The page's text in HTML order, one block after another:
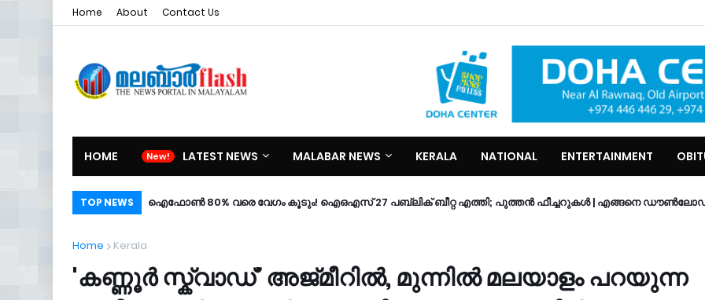
Home About Contact Us
HOME LATEST NEWS MALABAR NEWS KERALA NATIONAL ENTERTAINMENT
TOP NEWS ഐഫോൺ 80% വരെ വേഗം കൂടും! ഐഒഎസ് 27 പബ്ലിക് ബീറ്റ എത്തി; പുത്തൻ ഫീച്ചറുകൾ | എങ്ങനെ
Home Kerala
'കണ്ണൂര്‍ സ്ക്വാഡ്' അജ്മീറിൽ, മുന്നിൽ മലയാളം പറയുന്ന